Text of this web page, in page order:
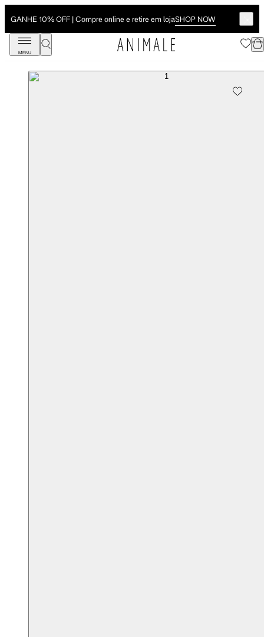
GANHE 10% OFF | Compre online e retire em lojaSHOP NOW
MENU